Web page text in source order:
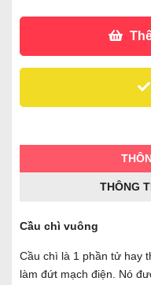
THÔNG
Cầu chì vuông
Cầu chì là 1 phần tử hay
làm đứt mạch điện. Nó